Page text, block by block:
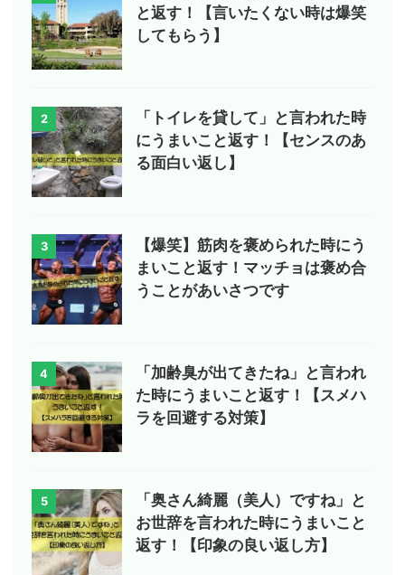
と返す！【言いたくない時は爆笑
してもらう】
2
「トイレを貸して」と言われた時
にうまいこと返す！【センスのあ
る面白い返し】
3
【爆笑】筋肉を褒められた時にう
まいこと返す！マッチョは褒め合
うことがあいさつです
4
「加齢臭が出てきたね」と言われ
た時にうまいこと返す！【スメハ
ラを回避する対策】
5
「奥さん綺麗（美人）ですね」と
お世辞を言われた時にうまいこと
返す！【印象の良い返し方】